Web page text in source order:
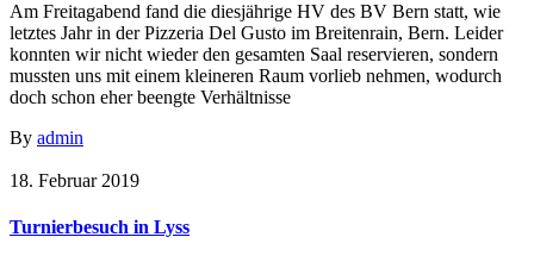
Am Freitagabend fand die diesjährige HV des BV Bern statt, wie
letztes Jahr in der Pizzeria Del Gusto im Breitenrain, Bern. Leider
konnten wir nicht wieder den gesamten Saal reservieren, sondern
mussten uns mit einem kleineren Raum vorlieb nehmen, wodurch
doch schon eher beengte Verhältnisse
By admin
18. Februar 2019
Turnierbesuch in Lyss